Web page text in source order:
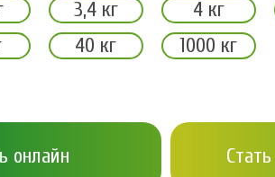
3,4 кг 4 кг
40 кг 1000 кг
онлайн